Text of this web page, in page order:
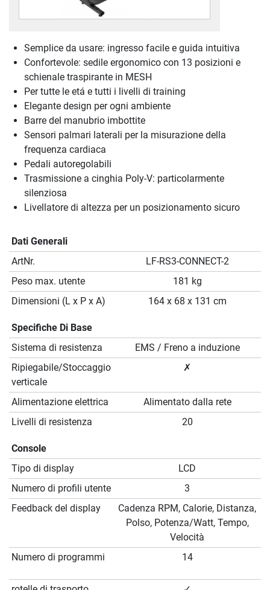
Semplice da usare: ingresso facile e guida intuitiva
Confortevole: sedile ergonomico con 13 posizioni e
schienale traspirante in MESH
Per tutte le etá e tutti i livelli di training
Elegante design per ogni ambiente
Barre del manubrio imbottite
Sensori palmari laterali per la misurazione della
frequenza cardiaca
Pedali autoregolabili
Trasmissione a cinghia Poly-V: particolarmente
silenziosa
Livellatore di altezza per un posizionamento sicuro
Dati Generali
ArtNr.
LF-RS3-CONNECT-2
Peso max. utente
181 kg
Dimensioni (L x P x A)
164 x 68 x 131 cm
Specifiche Di Base
Sistema di resistenza
EMS / Freno a induzione
Ripiegabile/Stoccaggio
verticale
✗
Alimentazione elettrica
Alimentato dalla rete
Livelli di resistenza
20
Console
Tipo di display
LCD
Numero di profili utente
3
Feedback del display
Cadenza RPM, Calorie, Distanza,
Polso, Potenza/Watt, Tempo,
Velocità
Numero di programmi
14